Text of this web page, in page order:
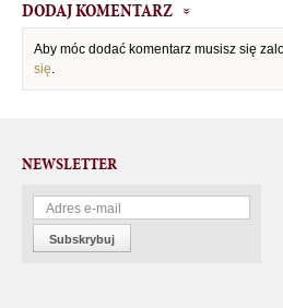
DODAJ KOMENTARZ
Aby móc dodać komentarz musisz się
się.
NEWSLETTER
Subskrybuj